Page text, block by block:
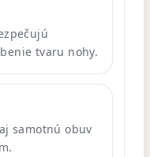
tvaru nohy.
samotnú obuv